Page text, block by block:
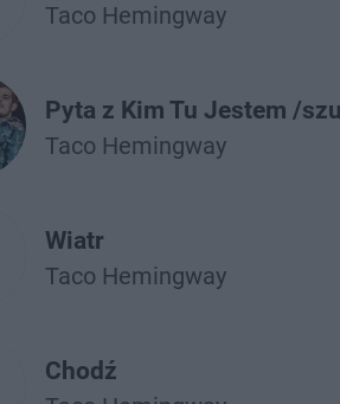
Taco Hemingway
Pyta z Kim Tu Jestem /
Taco Hemingway
Wiatr
Taco Hemingway
Chodź